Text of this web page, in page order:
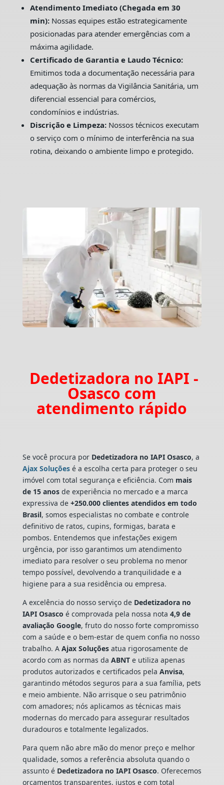
Atendimento Imediato (Chegada em 30
min):Nossas equipes estão estrategicamente
posicionadas para atender emergências com a
máxima agilidade.
Certificado de Garantia e Laudo Técnico:
Emitimos toda a documentação necessária para
adequação às normas da Vigilância Sanitária, um
diferencial essencial para comércios,
condomínios e indústrias.
Discrição e Limpeza:Nossos técnicos executam
o serviço com o mínimo de interferência na sua
rotina, deixando o ambiente limpo e protegido.
Dedetizadora no IAPI -
Osasco com
atendimento rápido
Se você procura por Dedetizadora no IAPI Osasco, a
Ajax Soluçõesé a escolha certa para proteger o seu
imóvel com total segurança e eficiência. Com mais
de 15 anosde experiência no mercado e a marca
expressiva de+250.000 clientes atendidos em todo
Brasil, somos especialistas no combate e controle
definitivo de ratos, cupins, formigas, barata e
pombos. Entendemos que infestações exigem
urgência, por isso garantimos um atendimento
imediato para resolver o seu problema no menor
tempo possível, devolvendo a tranquilidade e a
higiene para a sua residência ou empresa.
A excelência do nosso serviço de Dedetizadora no
IAPI Osasco é comprovada pela nossa nota 4,9 de
avaliação Google, fruto do nosso forte compromisso
com a saúde e o bem-estar de quem confia no nosso
trabalho. A Ajax Soluçõesatua rigorosamente de
acordo com as normas da ABNTe utiliza apenas
produtos autorizados e certificados pela Anvisa,
garantindo métodos seguros para a sua família, pets
e meio ambiente. Não arrisque o seu patrimônio
com amadores; nós aplicamos as técnicas mais
modernas do mercado para assegurar resultados
duradouros e totalmente legalizados.
Para quem não abre mão do menor preço e melhor
qualidade, somos a referência absoluta quando o
assunto é Dedetizadora no IAPI Osasco. Oferecemos
orçamentos transparentes, justos e com total